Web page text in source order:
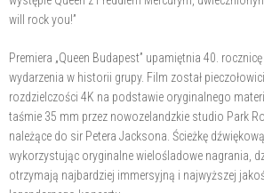
will rock you!”
Premiera „Queen Budapest” upamiętnia 40.
wydarzenia w historii grupy. Film został
rozdzielczości 4K na podstawie oryginalnego
taśmie 35 mm przez nowozelandzkie studio Park
należące do sir Petera Jacksona. Ścieżkę
wykorzystując oryginalne wielośladowe nagrania,
otrzymają najbardziej immersyjną i najwyższej